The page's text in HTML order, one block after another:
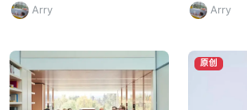
Arry Arry
原创